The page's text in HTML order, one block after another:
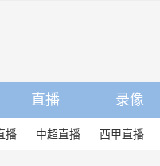
直播 录像
播 中超直播 西甲直播